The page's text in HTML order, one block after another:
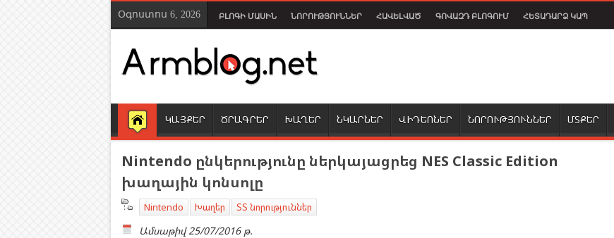
Օգոստոս 6, 2026 ԲԼՈԳԻ ՄԱՍԻՆ ՆՈՐՈՒԹՅՈՒՆՆԵՐ ՀԱՎԵԼՎԱԾ ԳՈՎԱԶԴ ԲԼՈԳՈՒՄ ՀԵՏԱԴԱՐՁ ԿԱՊ
ԿԱՅՔԵՐ ԾՐԱԳՐԵՐ ԽԱՂԵՐ ՆԿԱՐՆԵՐ ՎԻԴԵՈՆԵՐ ՆՈՐՈՒԹՅՈՒՆՆԵՐ ՄՏՔԵՐ
Nintendo ընկերությունը ներկայացրեց NES Classic Edition
խաղային կոնսոլը
Nintendo Խաղեր ՏՏ նորություններ
Ամսաթիվ 25/07/2016 թ.